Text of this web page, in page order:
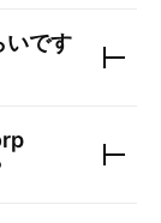
いです